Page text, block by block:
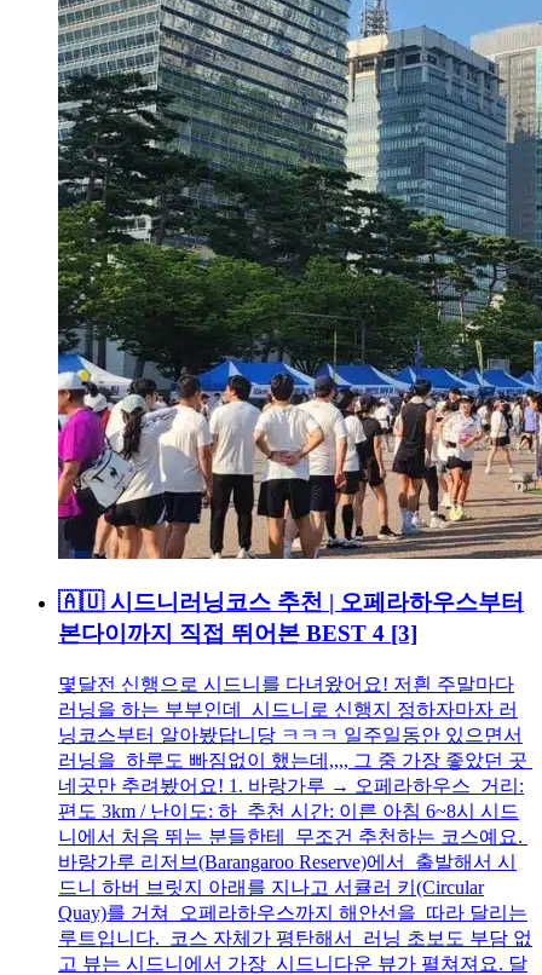
🇦🇺 시드니러닝코스 추천 | 오페라하우스부터
본다이까지 직접 뛰어본 BEST 4 [3]
몇달전 신행으로 시드니를 다녀왔어요! 저흰 주말마다
러닝을 하는 부부인데 시드니로 신행지 정하자마자 러
닝코스부터 알아봤답니당 ㅋㅋㅋ 일주일동안 있으면서
러닝을 하루도 빠짐없이 했는데,,,, 그 중 가장 좋았던 곳
네곳만 추려봤어요! 1. 바랑가루 → 오페라하우스 거리:
편도 3km / 난이도: 하 추천 시간: 이른 아침 6~8시 시드
니에서 처음 뛰는 분들한테 무조건 추천하는 코스예요.
바랑가루 리저브(Barangaroo Reserve)에서 출발해서 시
드니 하버 브릿지 아래를 지나고 서큘러 키(Circular
Quay)를 거쳐 오페라하우스까지 해안선을 따라 달리는
루트입니다. 코스 자체가 평탄해서 러닝 초보도 부담 없
고 뷰는 시드니에서 가장 시드니다운 뷰가 펼쳐져요. 달